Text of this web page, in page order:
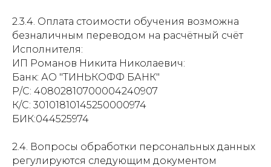
2.3.4. Оплата стоимости обучения возможна
безналичным переводом на расчётный счёт
Исполнителя:
ИП Романов Никита Николаевич:
Банк: АО "ТИНЬКОФФ БАНК"
Р/С: 40802810700004240907
К/С: 30101810145250000974
БИК:044525974
2.4. Вопросы обработки персональных данных
регулируются следующим документом